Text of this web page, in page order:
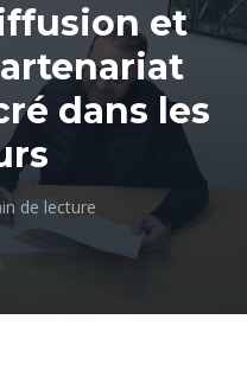
et
dans les
de lecture